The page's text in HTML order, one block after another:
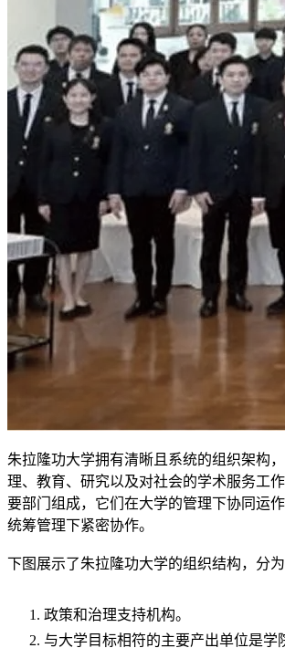
朱拉隆功大学拥有清晰且系统的组织架构
理、教育、研究以及对社会的学术服务工
要部门组成，它们在大学的管理下协同运
统筹管理下紧密协作。
下图展示了朱拉隆功大学的组织结构，分为
政策和治理支持机构​​。
与大学目标相符的主要产出单位是学